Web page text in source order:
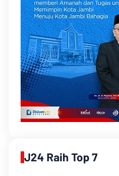
J24 Raih Top 7